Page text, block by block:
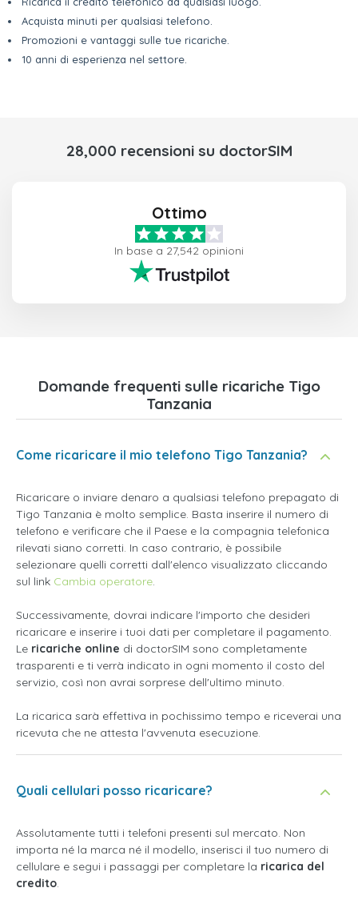
Acquista minuti per qualsiasi telefono.
Promozioni e vantaggi sulle tue ricariche.
10 anni di esperienza nel settore.
28,000 recensioni su doctorSIM
Ottimo
In base a 27,542 opinioni
Domande frequenti sulle ricariche Tigo
Tanzania
Come ricaricare il mio telefono Tigo Tanzania?
Ricaricare o inviare denaro a qualsiasi telefono prepagato di
Tigo Tanzania è molto semplice. Basta inserire il numero di
telefono e verificare che il Paese e la compagnia telefonica
rilevati siano corretti. In caso contrario, è possibile
selezionare quelli corretti dall'elenco visualizzato cliccando
sul link Cambia operatore.
Successivamente, dovrai indicare l'importo che desideri
ricaricare e inserire i tuoi dati per completare il pagamento.
Le ricariche online di doctorSIM sono completamente
trasparenti e ti verrà indicato in ogni momento il costo del
servizio, così non avrai sorprese dell'ultimo minuto.
La ricarica sarà effettiva in pochissimo tempo e riceverai una
ricevuta che ne attesta l'avvenuta esecuzione.
Quali cellulari posso ricaricare?
Assolutamente tutti i telefoni presenti sul mercato. Non
importa né la marca né il modello, inserisci il tuo numero di
cellulare e segui i passaggi per completare la ricarica del
credito.